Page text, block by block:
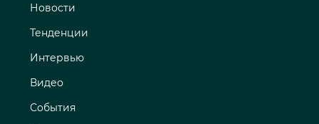
Новости
Тенденции
Интервью
Видео
События